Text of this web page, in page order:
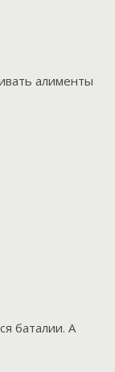
алименты
баталии. А